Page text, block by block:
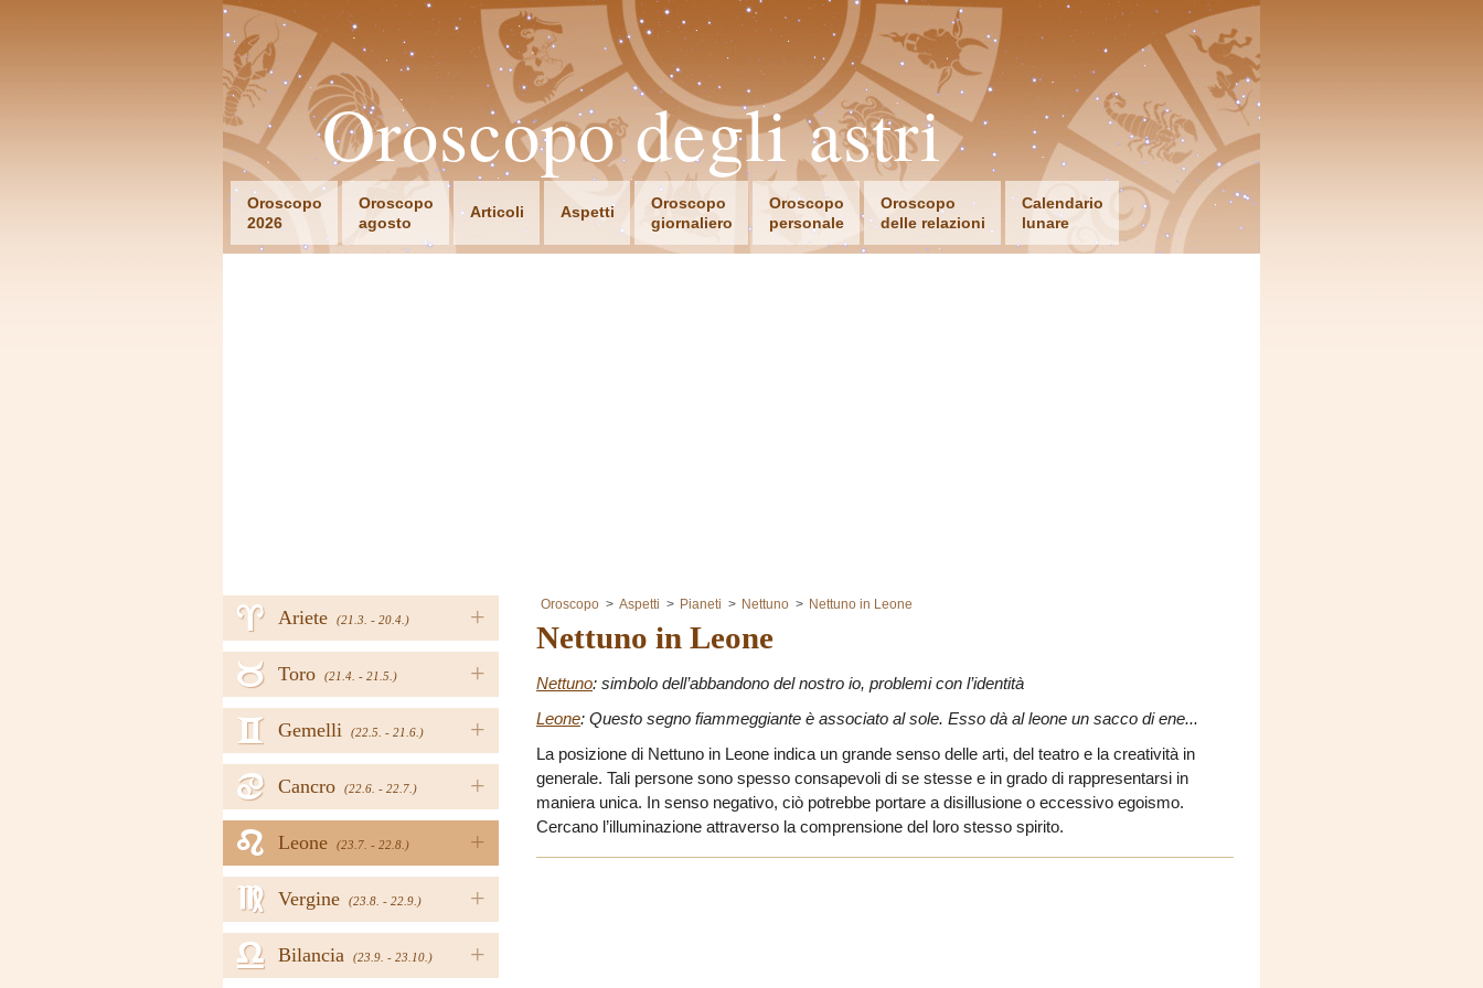
Oroscopo degli astri
Oroscopo
2026
Oroscopo
agosto
Articoli Aspetti
Oroscopo
giornaliero
Oroscopo
personale
Oroscopo
delle relazioni
Calendario
lunare
+
Ariete (21.3. - 20.4.)
a
+
Toro (21.4. - 21.5.)
b
+
Gemelli (22.5. - 21.6.)
c
+
Cancro (22.6. - 22.7.)
d
+
Leone (23.7. - 22.8.)
e
+
Vergine (23.8. - 22.9.)
f
+
Bilancia (23.9. - 23.10.)
g
Oroscopo Aspetti Pianeti Nettuno Nettuno in Leone
Nettuno in Leone
Nettuno: simbolo dell’abbandono del nostro io, problemi con l’identità
Leone: Questo segno fiammeggiante è associato al sole. Esso dà al leone un sacco di ene...
La posizione di Nettuno in Leone indica un grande senso delle arti, del teatro e la creatività in
generale. Tali persone sono spesso consapevoli di se stesse e in grado di rappresentarsi in
maniera unica. In senso negativo, ciò potrebbe portare a disillusione o eccessivo egoismo.
Cercano l’illuminazione attraverso la comprensione del loro stesso spirito.